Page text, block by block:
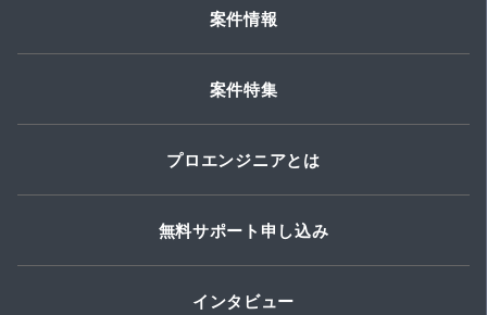
案件情報
案件特集
プロエンジニアとは
無料サポート申し込み
インタビュー